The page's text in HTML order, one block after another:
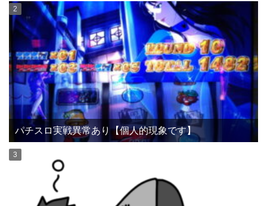
パチスロ実戦異常あり【個人的現象です】